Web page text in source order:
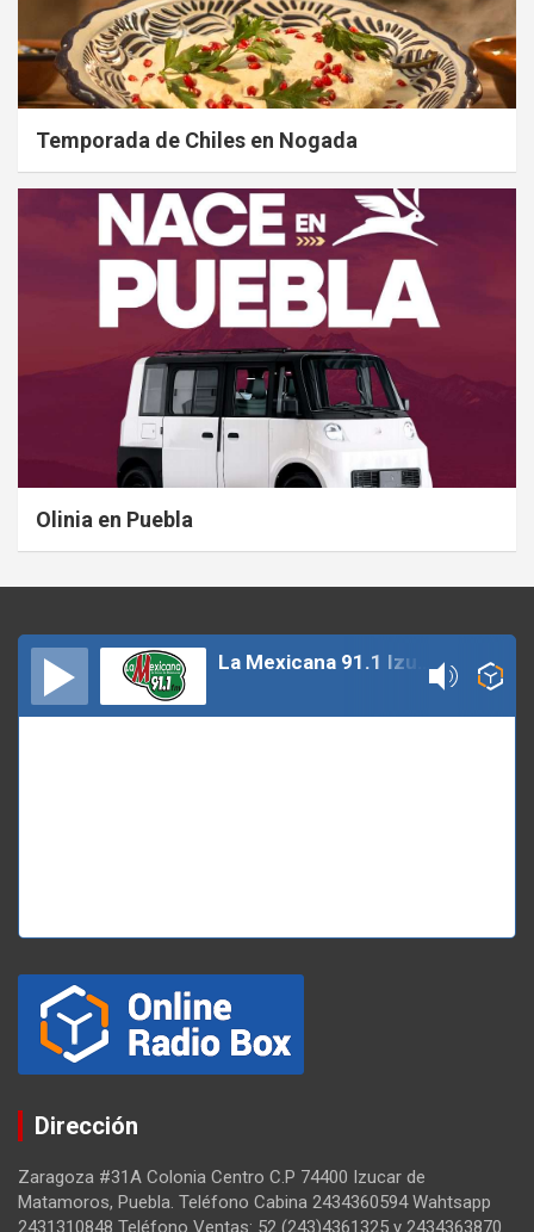
Temporada de Chiles en Nogada
Olinia en Puebla
Dirección
Zaragoza #31A Colonia Centro C.P 74400 Izucar de
Matamoros, Puebla. Teléfono Cabina 2434360594 Wahtsapp
2431310848 Teléfono Ventas: 52 (243)4361325 y 2434363870